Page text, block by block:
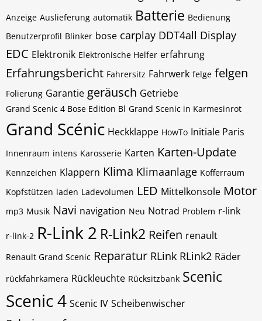
Anzeige Auslieferung automatik Batterie Bedienung
Benutzerprofil Blinker bose carplay DDT4all Display
EDC Elektronik Elektronische Helfer erfahrung
Erfahrungsbericht Fahrersitz Fahrwerk felge felgen
Folierung Garantie geräusch Getriebe
Grand Scenic 4 Bose Edition Bl Grand Scenic in Karmesinrot
Grand Scénic Heckklappe HowTo Initiale Paris
Innenraum intens Karosserie Karten Karten-Update
Kennzeichen Klappern Klima Klimaanlage Kofferraum
Kopfstützen laden Ladevolumen LED Mittelkonsole Motor
mp3 Musik Navi navigation Neu Notrad Problem r-link
r-link-2 R-Link 2 R-Link2 Reifen renault
Renault Grand Scenic Reparatur RLink RLink2 Räder
rückfahrkamera Rückleuchte Rücksitzbank Scenic
Scenic 4 Scenic IV Scheibenwischer